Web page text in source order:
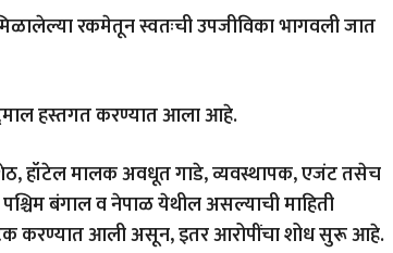
रकमेतून स्वतःची उपजीविका भागवली जात
हस्तगत करण्यात आला आहे.
हॉटेल मालक अवधूत गाडे, व्यवस्थापक, एजंट तसेच
बंगाल व नेपाळ येथील असल्याची माहिती
करण्यात आली असून, इतर आरोपींचा शोध सुरू आहे.